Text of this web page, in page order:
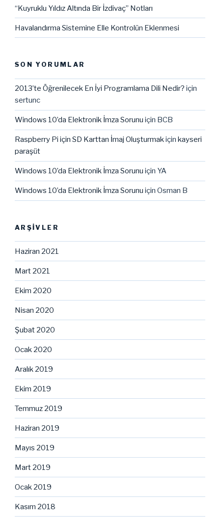
“Kuyruklu Yıldız Altında Bir İzdivaç” Notları
Havalandırma Sistemine Elle Kontrolün Eklenmesi
SON YORUMLAR
2013’te Öğrenilecek En İyi Programlama Dili Nedir? için
sertunc
Windows 10’da Elektronik İmza Sorunu için BCB
Raspberry Pi için SD Karttan İmaj Oluşturmakiçin kayseri
paraşüt
Windows 10’da Elektronik İmza Sorunu için YA
Windows 10’da Elektronik İmza Sorunu için Osman B
ARŞIVLER
Haziran 2021
Mart 2021
Ekim 2020
Nisan 2020
Şubat 2020
Ocak 2020
Aralık 2019
Ekim 2019
Temmuz 2019
Haziran 2019
Mayıs 2019
Mart 2019
Ocak 2019
Kasım 2018